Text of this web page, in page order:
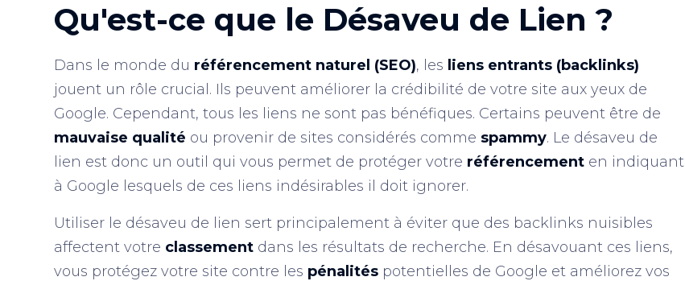
Qu'est-ce que le Désaveu de Lien ?
Dans le monde du référencement naturel (SEO), les liens entrants (backlinks)
jouent un rôle crucial. Ils peuvent améliorer la crédibilité de votre site aux yeux de
Google. Cependant, tous les liens ne sont pas bénéfiques. Certains peuvent être de
mauvaise qualité ou provenir de sites considérés comme spammy. Le désaveu de
lien est donc un outil qui vous permet de protéger votre référencement en indiquant
à Google lesquels de ces liens indésirables il doit ignorer.
Utiliser le désaveu de lien sert principalement à éviter que des backlinks nuisibles
affectent votre classement dans les résultats de recherche. En désavouant ces liens,
vous protégez votre site contre les pénalités potentielles de Google et améliorez vos